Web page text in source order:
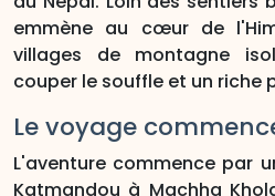
emmène au cœur de
villages de montagne
couper le souffle et un riche
Le voyage
L'aventure commence par
Katmandou à Machha